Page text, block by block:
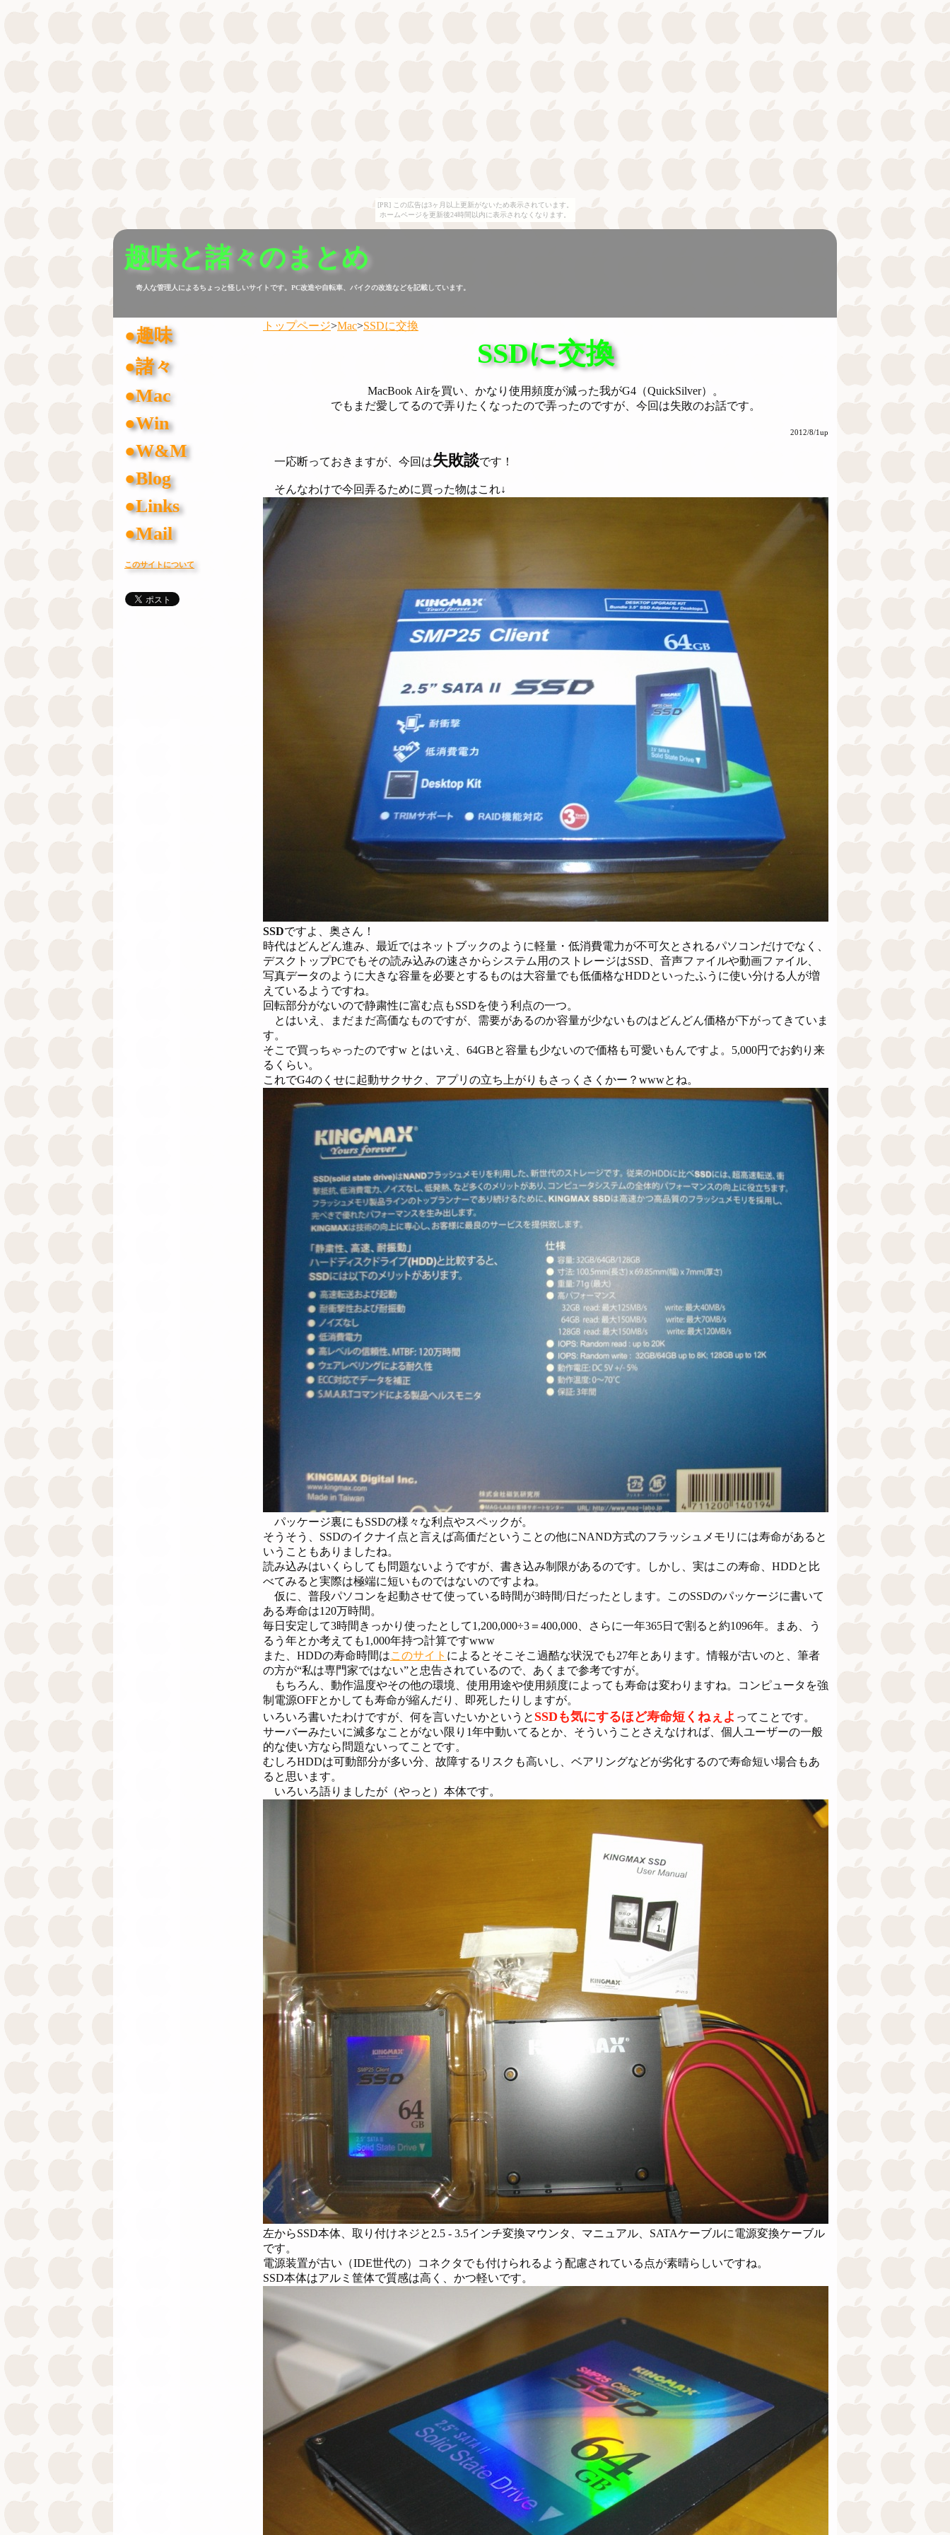
[PR] この広告は3ヶ月以上更新がないため表示されています。
ホームページを更新後24時間以内に表示されなくなります。
趣味と諸々のまとめ
奇人な管理人によるちょっと怪しいサイトです。PC改造や自転車、バイクの改造などを記載しています。
●趣味
●諸々
●Mac
●Win
●W&M
●Blog
●Links
●Mail
このサイトについて
トップページ>Mac>SSDに交換
SSDに交換
MacBook Airを買い、かなり使用頻度が減った我がG4（QuickSilver）。
でもまだ愛してるので弄りたくなったので弄ったのですが、今回は失敗のお話です。
2012/8/1up
一応断っておきますが、今回は失敗談です！
そんなわけで今回弄るために買った物はこれ↓
SSDですよ、奥さん！
時代はどんどん進み、最近ではネットブックのように軽量・低消費電力が不可欠とされるパソコンだけでなく、
デスクトップPCでもその読み込みの速さからシステム用のストレージはSSD、音声ファイルや動画ファイル、
写真データのように大きな容量を必要とするものは大容量でも低価格なHDDといったふうに使い分ける人が増
えているようですね。
回転部分がないので静粛性に富む点もSSDを使う利点の一つ。
とはいえ、まだまだ高価なものですが、需要があるのか容量が少ないものはどんどん価格が下がってきていま
す。
そこで買っちゃったのですw とはいえ、64GBと容量も少ないので価格も可愛いもんですよ。5,000円でお釣り来
るくらい。
これでG4のくせに起動サクサク、アプリの立ち上がりもさっくさくかー？wwwとね。
パッケージ裏にもSSDの様々な利点やスペックが。
そうそう、SSDのイクナイ点と言えば高価だということの他にNAND方式のフラッシュメモリには寿命があると
いうこともありましたね。
読み込みはいくらしても問題ないようですが、書き込み制限があるのです。しかし、実はこの寿命、HDDと比
べてみると実際は極端に短いものではないのですよね。
仮に、普段パソコンを起動させて使っている時間が3時間/日だったとします。このSSDのパッケージに書いて
ある寿命は120万時間。
毎日安定して3時間きっかり使ったとして1,200,000÷3＝400,000、さらに一年365日で割ると約1096年。まあ、う
るう年とか考えても1,000年持つ計算ですwww
また、HDDの寿命時間はこのサイト によるとそこそこ過酷な状況でも27年とあります。情報が古いのと、筆者
の方が“私は専門家ではない”と忠告されているので、あくまで参考ですが。
もちろん、動作温度やその他の環境、使用用途や使用頻度によっても寿命は変わりますね。コンピュータを強
制電源OFFとかしても寿命が縮んだり、即死したりしますが。
いろいろ書いたわけですが、何を言いたいかというと SSDも気にするほど寿命短くねぇよ ってことです。
サーバーみたいに滅多なことがない限り1年中動いてるとか、そういうことさえなければ、個人ユーザーの一般
的な使い方なら問題ないってことです。
むしろHDDは可動部分が多い分、故障するリスクも高いし、ベアリングなどが劣化するので寿命短い場合もあ
ると思います。
いろいろ語りましたが（やっと）本体です。
左からSSD本体、取り付けネジと2.5 - 3.5インチ変換マウンタ、マニュアル、SATAケーブルに電源変換ケーブル
です。
電源装置が古い（IDE世代の）コネクタでも付けられるよう配慮されている点が素晴らしいですね。
SSD本体はアルミ筐体で質感は高く、かつ軽いです。